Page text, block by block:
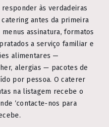
às verdadeiras
antes da primeira
assinatura, formatos
a serviço familiar e
alimentares —
alergias — pacotes de
por pessoa. O caterer
na listagem recebe o
‘contacte-nos para